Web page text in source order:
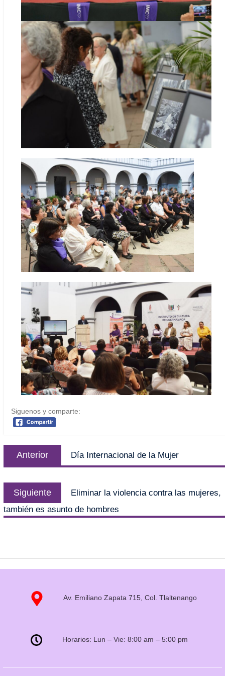
Siguenos y comparte:
Anterior Día Internacional de la Mujer
Siguiente
Eliminar la violencia contra las mujeres,
también es asunto de hombres
Av. Emiliano Zapata 715, Col. Tlaltenango
Horarios: Lun – Vie: 8:00 am – 5:00 pm